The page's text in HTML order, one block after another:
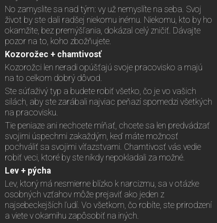
No zamyslite sa nad tým: vy už nemyslíte na seba. Svoj
život by ste dali radšej niekomu inému. Niekomu, kto by ho
okamžite, bez premýšľania, dokázal celý zničiť. Dávajte
pozor na to, koho zbožňujete.
Kozorožec + chamtivosť
Kozorožci len neradi opúšťajú svoje pracovisko a majú
na to celkom dobrý dôvod.
Ste súťaživý typ a budete robiť všetko, čo je vo vašich
silách, aby ste zarábali najviac peňazí spomedzi všetkých
na pracovisku.
Tie peniaze ani nechcete míňať, chcete sa len predvádzať
svojimi úspechmi zakaždým, keď máte možnosť
pochváliť sa svojimi víťazstvami. Chamtivosť vás vedie
robiť veci, ktoré by ste nikdy nepokladali za možné.
Lev + pýcha
Lev, ktorý má nesmierne blízko k narcizmu, sa v otázke
osobných vzťahov môže prejaviť ako jeden z
najsebeckejších ľudí. Vo všetkom, čo robíte, ste prirodzení
a viete v okamihu zapôsobiť na iných.